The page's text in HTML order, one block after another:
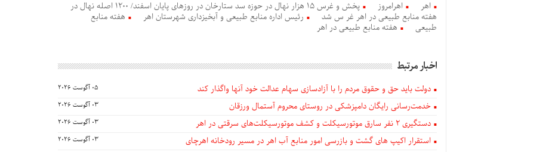
اهر اهرامروز
پخش و غرس 15 هزار نهال در حوزه سد ستارخان در روزهای پایان اسفند/ 1200 اصله نهال در
هفته منابع طبیعی در اهر غر س شد
رئیس اداره منابع طبیعی و آبخیزداری شهرستان اهر
هفته منابع
طبیعی
هفته منابع طبیعی در اهر
اخبار مرتبط
دولت باید حق و حقوق مردم را با آزادسازی سهام عدالت خود آنها واگذار کند 05 آگوست 2026
خدمت‌رسانی رایگان دامپزشکی در روستای محروم آستمال ورزقان 03 آگوست 2026
دستگيری ۲ نفر سارق موتورسیکلت و کشف موتورسیکلت‌های سرقتی در اهر 03 آگوست 2026
استقرار اکیپ های گشت و بازرسی امور منابع آب اهر در مسیر رودخانه اهرچای 03 آگوست 2026